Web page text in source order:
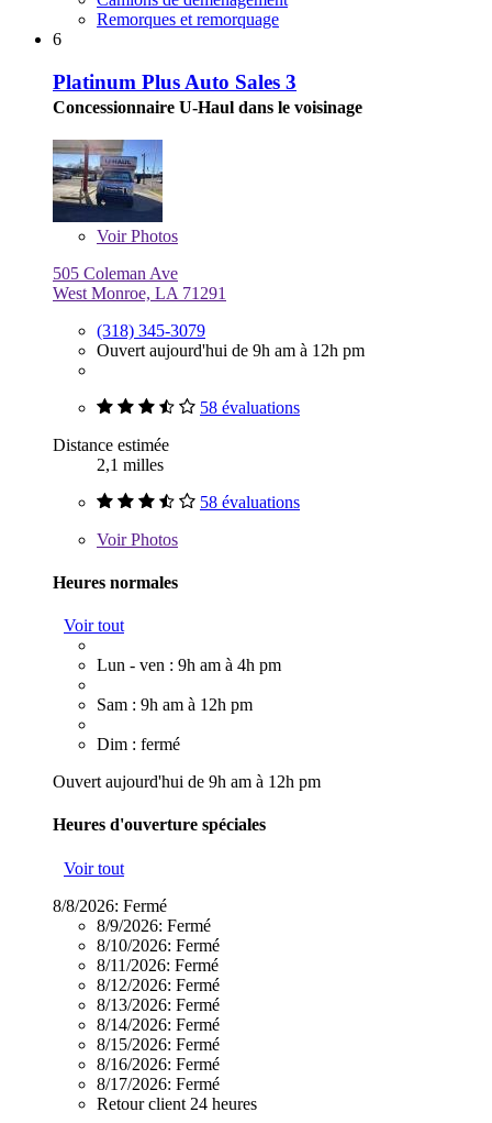
Remorques et remorquage
6
Platinum Plus Auto Sales 3
Concessionnaire U-Haul dans le voisinage
VoirPhotos
505 Coleman Ave
West Monroe, LA 71291
(318) 345-3079
Ouvert aujourd'hui de 9h am à 12h pm
58 évaluations
Distance estimée
2,1 milles
58 évaluations
VoirPhotos
Heures normales
Voir tout
Lun - ven : 9h am à 4h pm
Sam : 9h am à 12h pm
Dim : fermé
Ouvert aujourd'hui de 9h am à 12h pm
Heures d'ouverture spéciales
Voir tout
8/8/2026: Fermé
8/9/2026: Fermé
8/10/2026: Fermé
8/11/2026: Fermé
8/12/2026: Fermé
8/13/2026: Fermé
8/14/2026: Fermé
8/15/2026: Fermé
8/16/2026: Fermé
8/17/2026: Fermé
Retour client 24 heures